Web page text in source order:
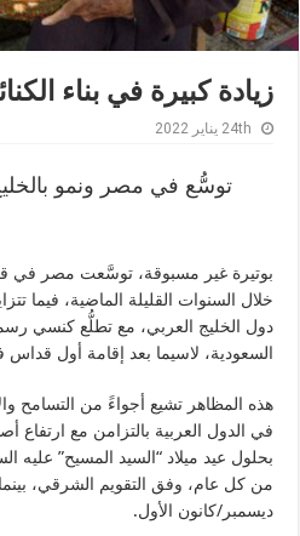
زيادة كبيرة في بناء
24th يناير 2022
توسُّع في مصر ونمو
بوتيرة غير مسبوقة، توسَّعت مصر في
خلال السنوات القليلة الماضية، فيما
دول الخليج العربي، مع تطلُّع كنسي
السعودية، لاسيما بعد إقامة أول قداس
هذه المظاهر تشيع أجواءََ من التسامح
في الدول العربية بالتزامن مع
ديسمبر/كانون الأول.